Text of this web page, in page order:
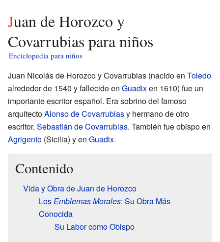
Juan de Horozco y
Covarrubias para niños
Enciclopedia para niños
Juan Nicolás de Horozco y Covarrubias (nacido en Toledo
alrededor de 1540 y fallecido en Guadixen 1610) fue un
importante escritor español. Era sobrino del famoso
arquitectoAlonso de Covarrubiasy hermano de otro
escritor, Sebastián de Covarrubias. También fue obispo en
Agrigento (Sicilia) y en Guadix.
Contenido
Vida y Obra de Juan de Horozco
LosEmblemas Morales: Su Obra Más
Conocida
Su Labor como Obispo